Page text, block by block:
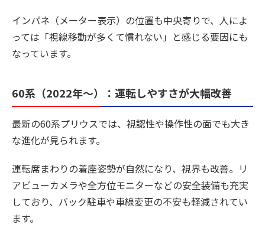
インパネ（メーター表示）の位置も中央寄りで、人によ
っては「視線移動が多くて慣れない」と感じる要因にも
なっています。
60系（2022年〜）：運転しやすさが大幅改善
最新の60系プリウスでは、視認性や操作性の面でも大き
な進化が見られます。
運転席まわりの着座姿勢が自然になり、視界も改善。リ
アビューカメラや全方位モニターなどの安全装備も充実
しており、バック駐車や車線変更の不安も軽減されてい
ます。